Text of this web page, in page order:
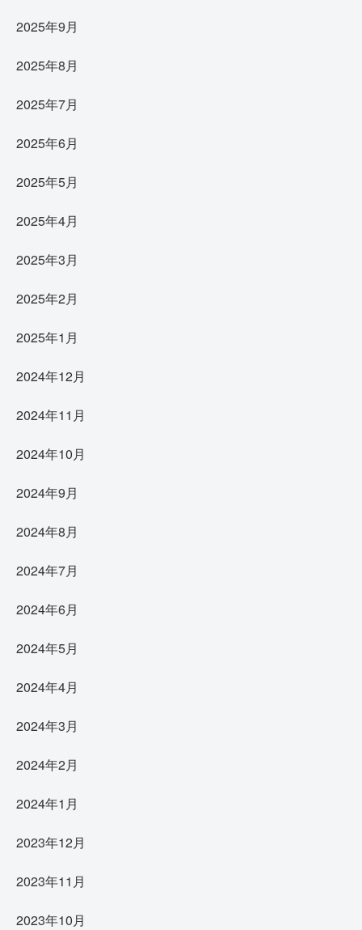
2025年9月
2025年8月
2025年7月
2025年6月
2025年5月
2025年4月
2025年3月
2025年2月
2025年1月
2024年12月
2024年11月
2024年10月
2024年9月
2024年8月
2024年7月
2024年6月
2024年5月
2024年4月
2024年3月
2024年2月
2024年1月
2023年12月
2023年11月
2023年10月